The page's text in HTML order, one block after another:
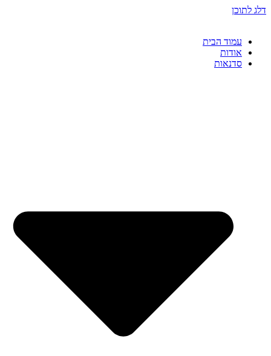
דלג לתוכן
עמוד הבית
אודות
סדנאות